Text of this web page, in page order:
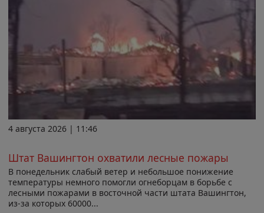
4 августа 2026 | 11:46
Штат Вашингтон охватили лесные пожары
В понедельник слабый ветер и небольшое понижение
температуры немного помогли огнеборцам в борьбе с
лесными пожарами в восточной части штата Вашингтон,
из-за которых 60000...